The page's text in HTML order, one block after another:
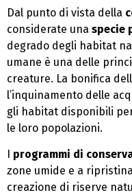
Dal punto di vista della
considerate una specie
degrado degli habitat
umane è una delle
creature. La bonifica
l’inquinamento delle
gli habitat disponibili
le loro popolazioni.
I programmi di
zone umide e a
creazione di riserve